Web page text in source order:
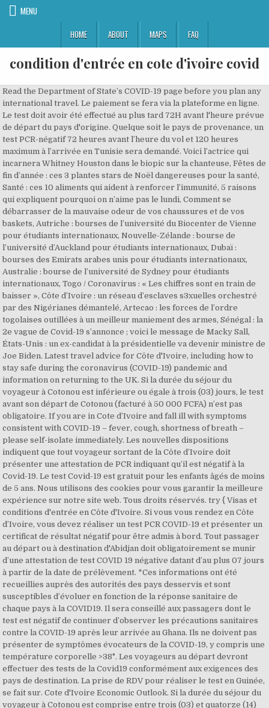
MENU
HOME
ABOUT MAPS FAQ
condition d'entrée en cote d'ivoire covid
Read the Department of State’s COVID-19 page before you plan any international travel. Le paiement se fera via la plateforme en ligne. Le test doit avoir été effectué au plus tard 72H avant l'heure prévue de départ du pays d'origine. Quelque soit le pays de provenance, un test PCR-négatif 72 heures avant l’heure du vol et 120 heures maximum à l’arrivée en Tunisie sera demandé. Voici l’actrice qui incarnera Whitney Houston dans le biopic sur la chanteuse, Fêtes de fin d’année : ces 3 plantes stars de Noël dangereuses pour la santé, Santé : ces 10 aliments qui aident à renforcer l’immunité, 5 raisons qui expliquent pourquoi on n’aime pas le lundi, Comment se débarrasser de la mauvaise odeur de vos chaussures et de vos baskets, Autriche : bourses de l’université du Biocenter de Vienne pour étudiants internationaux, Nouvelle-Zélande : bourse de l’université d’Auckland pour étudiants internationaux, Dubaï : bourses des Emirats arabes unis pour étudiants internationaux, Australie : bourse de l’université de Sydney pour étudiants internationaux, Togo / Coronavirus : « Les chiffres sont en train de baisser », Côte d’Ivoire : un réseau d’esclaves s3xuelles orchestré par des Nigérianes démantelé, Artecao : les forces de l’ordre togolaises outillées à un meilleur maniement des armes, Sénégal : la 2e vague de Covid-19 s’annonce ; voici le message de Macky Sall, États-Unis : un ex-candidat à la présidentielle va devenir ministre de Joe Biden. Latest travel advice for Côte d'Ivoire, including how to stay safe during the coronavirus (COVID-19) pandemic and information on returning to the UK. Si la durée du séjour du voyageur à Cotonou est inférieure ou égale à trois (03) jours, le test avant son départ de Cotonou (facturé à 50 000 FCFA) n’est pas obligatoire. If you are in Cote d’Ivoire and fall ill with symptoms consistent with COVID-19 – fever, cough, shortness of breath – please self-isolate immediately. Les nouvelles dispositions indiquent que tout voyageur sortant de la Côte d’Ivoire doit présenter une attestation de PCR indiquant qu’il est négatif à la Covid-19. Le test Covid-19 est gratuit pour les enfants âgés de moins de 5 ans. Nous utilisons des cookies pour vous garantir la meilleure expérience sur notre site web. Tous droits réservés. try { Visas et conditions d'entrée en Côte d'Ivoire. Si vous vous rendez en Côte d’Ivoire, vous devez réaliser un test PCR COVID-19 et présenter un certificat de résultat négatif pour être admis à bord. Tout passager au départ ou à destination d'Abidjan doit obligatoirement se munir d’une attestation de test COVID 19 négative datant d’au plus 07 jours à partir de la date de prélèvement. *Ces informations ont été recueillies auprès des autorités des pays desservis et sont susceptibles d’évoluer en fonction de la réponse sanitaire de chaque pays à la COVID19. Il sera conseillé aux passagers dont le test est négatif de continuer d’observer les précautions sanitaires contre la COVID-19 après leur arrivée au Ghana. Ils ne doivent pas présenter de symptômes évocateurs de la COVID-19, y compris une température corporelle >38°. Les voyageurs au départ devront effectuer des tests de la Covid19 conformément aux exigences des pays de destination. La prise de RDV pour réaliser le test en Guinée, se fait sur. Cote d'Ivoire Economic Outlook. Si la durée du séjour du voyageur à Cotonou est comprise entre trois (03) et quatorze (14) jours, le test avant son départ de Cotonou est obligatoire et payant (50 000 FCFA). À leur arrivée, ils subiront un test de dépistage rapide et un prélèvement nasopharyngé pour un test PCR et une proposition d’auto confinement avec une adresse précise. Il doit à cet effet, remplir préalablement depuis son escale de départ, le formulaire de voyage en ligne dispo via ce lien, Les frais de soins du passager positif à la Covid19 sont à sa charge. Au départ du Liberia, tout passager devra présenter un test négatif au Covid-19 PCR datant de 72HRS fait au centre de NPHIL et s’assurer de communiquer des informations exactes afin de faciliter le retrait via l'application dédiée à cet effet. Watch Queue Queue Watch Queue Queue. Real Madrid : Zidane désigne le meilleur attaquant de l’histoire du football français ! Alvaro Gonzalez veut régler ses comptes avec Neymar ! Côte d'Ivoire. Mali : un fils de l’ex président IBK se plaint de sa nouvelle condition de vie. Le temps d’obtenir le résultat, il devra s’auto-confiner à domicile ou à l’hôtel à ses frais. ARTICLE 2 Les investissements dans les a c-tivités prévues pour chacun des sec-teurs visés par les dispositions du pr é - sent Code sont réalisés librement, dans le respect des lois et règlements en vigueur en Côte d'Ivoire… Publié le: Friday, July 1, 2005 Les passagers pourront être testés à l’arrivée et en cas de résultat positif à la COVID-19 ils seront pris en charge par les services sanitaires de l'aéroport, conformément au protocole en vigueur. Le coût du test est à la charge des voyageurs. Ils seront tenus de respecter les conditions de test pour la COVID-19 requises par leurs pays de destination. Durant la quatorzaine, ils subiront 2 tests et seront libérés si le test est négatif. } catch(e) {}. Tout passager à destination de Lomé, doit présenter obligatoirement, avant l’embarquement, le résultat négatif d’un test COVID-19(PCR, TDR…) datant de 5 jours au plus, à compter de la date de prélèvement. Togo / Transfert : Voici le montant que vaut maintenant Djené Dakonam ! Les passagers au départ et à l’arrivée seront tenus de respecter les conditions de test pour la COVID-19 dans leurs pays de destination, Les passagers au départ devront se soumettre à un contrôle de température à l'entrée des départs du Terminal 3, Seuls les passagers et les personnes ayant des motifs professionnels seront autorisés à entrer dans le terminal, L'enregistrement en ligne ou l'utilisation de bornes libre-service est fortement encouragé pour réduire les contacts physiques dans l'aéroport. Les passagers symptomatiques devront observer la quatorzaine obligatoire dans l’un des centres sélectionnés par le gouvernement congolais. Ils doivent s’auto-confiner à l’hôtel jusqu’au moment de quitter de territoire. Latest travel advice for Côte d'Ivoire, including how to stay safe during the coronavirus (COVID-19) pandemic and information on returning to the UK. « Vieille chips » : Vitaa violemment humiliée par Booba, il publie une image ultra compromettante ! Pour certains pays, ne seront acceptés que des résultats de tests PCR COVID – 19 provenant de laboratoires spécifiques ; Ils doivent remplir le formulaire de déclaration de santé/auto-déclaration en ligne sur le portail. si un passager a de la fièvre (38 ° ou plus) ou d'autres symptômes compatibles avec la Covid 19, il sera mis à la disposition du personnel de santé (ce qui implique dans tous les cas une quarantaine de 14 jours. Positif se verront refuser l'entrée dans le pays (pour les non Ghanéens) et être renvoyés aupoint d'embarquement ou être autorisés à entrer au Ghana (pour les Ghanéens) mais sous réserve de 14 jours de quarantaine obligatoire dans un site agrée par le Gouvernement et à leurs frais. Tous les voyageurs à destination du Nigeria doivent avoir en leur possession, un résultat négatif de test PCR COVID-19 effectué au plus tard 5 jours avant l'embarquement dans le pays de départ. Les enfants de moins de 5 ans ne seront pas tenus de se soumettre à des tests à leur arrivée à l'aéroport international de Kotoka et ceux âgés de 5 à 12 ans subiront gratuitement un test à leur arrivée. Les passagers à l’arrivée devront remplir un formulaire de déclaration de santé dans l’avion avant de débarquer. Tous les passagers seront soumis systématiquement à un contrôle de température. Côte d’Ivoire: Rapport de situation COVID-19 – #21, Période de référence: du 17 octobre au 13 novembre 2020 Format Situation Report Source. Chaque passager devra remplir le formulaire de localisation disponible en ligne sur. O K E N H U T C. Exercise increased caution in Côte d’Ivoire due to COVID-19, civil unrest, crime, terrorism, and upcoming elections. Si le test est positif, ils seront transférés dans un centre de prise en charge. Vous devrez également compléter un formulaire de déclaration de santé et présenter un code de confirmation à quatre chiffres à l’arrivée. Updated Cruise Ship Travel and COVID-19 December 02, 2020 CDC recommends that travelers defer all cruise travel worldwide. Le coût du test est de 35.000 FCFA. Il sera procédé à une prise de température systématique et les passagers présentant des symptômes de la Covid19 seront isolés. N°12 la bonne info - Maladie à coronavirus : le nombre de cas confirmés en Côte d’Ivoire est passé de 9 à 14, à la date du 20 mars 2020. Il devra ensuite prendre rendez – vous par appel téléphonique au 7016 pour le retrait du passeport et des résultats du test. Enregistrer mon nom, mon e-mail et mon site dans le navigateur pour mon prochain commentaire. Les enfants de 0 à 10 ans sont exemptés de TEST DE COVID. C’est ce que révèle un communiqué conjoint du ministère de la Santé et de l’Hygiène Publique et celui des Transports rendu public le 22 septembre. Votre adresse de messagerie ne sera pas publiée. Côte d'Ivoire 2016 Page 5 Approve and adopt freely and solemnly before the Nation and humanity this Constitution as the basic Law of the State, whose Preamble is an integral part. Tout voyageur à destination de la Côte d’Ivoire ayant fait le test COVID-19 n’aura qu’à s’acquitter des frais de déclaration qui coûte 2000 FCFA. Togo : nominé à The Heroes, Kiko mobilise ses fans pour “ramener le trophée à la maison”, Togo : l’ONG Santé Intégrée recrute (14 décembre 2020), Le groupe Togocom recrute (11 décembre 2020), Togo : l’Institut Français recrute (11 décembre 2020), Togo : la GIZ recrute (1)e Expert.e- Conseil Junior en appui au financement des activités de l’agribusiness et la promotion des affaires des PME rurales, N’Golo Kanté : voici le joueur qui l’a le plus impressionné.